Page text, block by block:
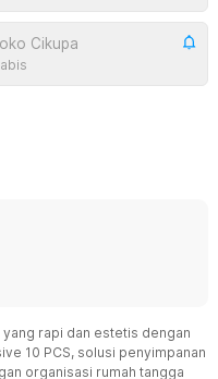
Cikupa
rapi dan estetis dengan
10 PCS, solusi penyimpanan
organisasi rumah tangga